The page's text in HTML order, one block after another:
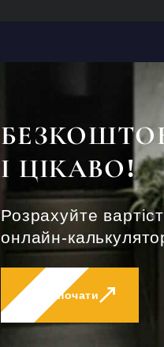
І ЦІКАВО!
Розрахуйте
онлайн-
Розпочати